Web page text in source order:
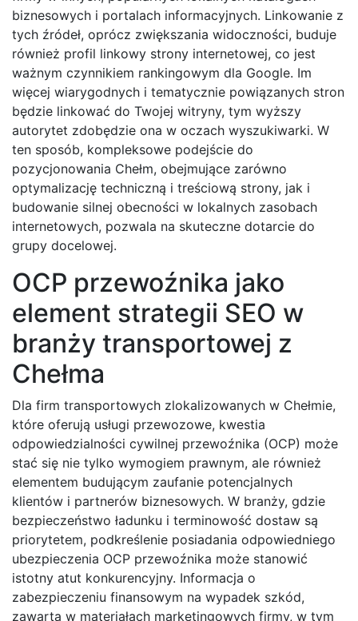
biznesowych i portalach informacyjnych. Linkowanie z
tych źródeł, oprócz zwiększania widoczności, buduje
również profil linkowy strony internetowej, co jest
ważnym czynnikiem rankingowym dla Google. Im
więcej wiarygodnych i tematycznie powiązanych stron
będzie linkować do Twojej witryny, tym wyższy
autorytet zdobędzie ona w oczach wyszukiwarki. W
ten sposób, kompleksowe podejście do
pozycjonowania Chełm, obejmujące zarówno
optymalizację techniczną i treściową strony, jak i
budowanie silnej obecności w lokalnych zasobach
internetowych, pozwala na skuteczne dotarcie do
grupy docelowej.
OCP przewoźnika jako
element strategii SEO w
branży transportowej z
Chełma
Dla firm transportowych zlokalizowanych w Chełmie,
które oferują usługi przewozowe, kwestia
odpowiedzialności cywilnej przewoźnika (OCP) może
stać się nie tylko wymogiem prawnym, ale również
elementem budującym zaufanie potencjalnych
klientów i partnerów biznesowych. W branży, gdzie
bezpieczeństwo ładunku i terminowość dostaw są
priorytetem, podkreślenie posiadania odpowiedniego
ubezpieczenia OCP przewoźnika może stanowić
istotny atut konkurencyjny. Informacja o
zabezpieczeniu finansowym na wypadek szkód,
zawarta w materiałach marketingowych firmy, w tym